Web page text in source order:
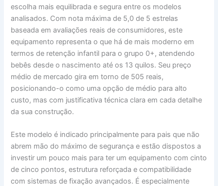
escolha mais equilibrada e segura entre os modelos
analisados. Com nota máxima de 5,0 de 5 estrelas
baseada em avaliações reais de consumidores, este
equipamento representa o que há de mais moderno em
termos de retenção infantil para o grupo 0+, atendendo
bebês desde o nascimento até os 13 quilos. Seu preço
médio de mercado gira em torno de 505 reais,
posicionando-o como uma opção de médio para alto
custo, mas com justificativa técnica clara em cada detalhe
da sua construção.
Este modelo é indicado principalmente para pais que não
abrem mão do máximo de segurança e estão dispostos a
investir um pouco mais para ter um equipamento com cinto
de cinco pontos, estrutura reforçada e compatibilidade
com sistemas de fixação avançados. É especialmente